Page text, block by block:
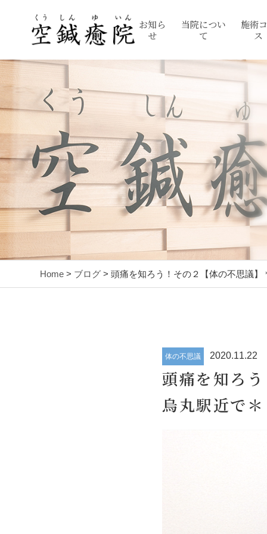
お知ら
せ
当院につい
て
施術
ス
Home > ブログ > 頭痛を知ろう！その２【体の不思議
体の不思議 2020.11.22
頭痛を知ろ
烏丸駅近で＊